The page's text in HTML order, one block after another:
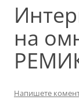
на
Напишете